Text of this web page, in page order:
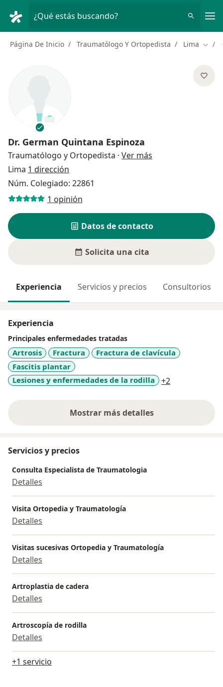
¿Qué estás buscando?
Página De Inicio Traumatólogo Y Ortopedista Lima
Dr. German Quintana Espinoza
Traumatólogo y Ortopedista · Ver más
Lima 1 dirección
Núm. Colegiado: 22861
1 opinión
Datos de contacto
Solicita una cita
Experiencia Servicios y precios Consultorios
Experiencia
Principales enfermedades tratadas
Artrosis Fractura
Fractura de clavícula
Fascitis plantar
Lesiones y enfermedades de la rodilla
+2
Mostrar más detalles
sobre la experiencia
Servicios y precios
Consulta Especialista de Traumatologia
Detalles
Visita Ortopedia y Traumatología
Detalles
Visitas sucesivas Ortopedia y Traumatología
Detalles
Artroplastia de cadera
Detalles
Artroscopía de rodilla
Detalles
+1 servicio